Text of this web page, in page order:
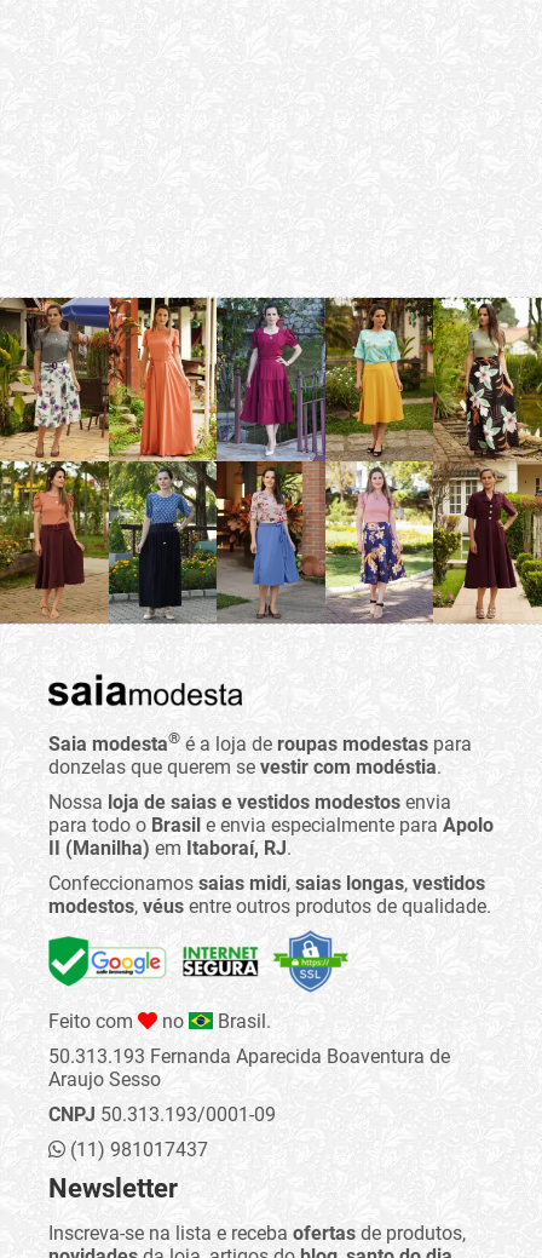
Saia modesta® é a loja de roupas modestas para
donzelas que querem se vestir com modéstia.
Nossa loja de saias e vestidos modestos envia
para todo o Brasil e envia especialmente para Apolo
II (Manilha) em Itaboraí, RJ.
Confeccionamos saias midi, saias longas, vestidos
modestos, véus entre outros produtos de qualidade.
Feito com no
Brasil.
50.313.193 Fernanda Aparecida Boaventura de
Araujo Sesso
CNPJ 50.313.193/0001-09
(11) 981017437
Newsletter
Inscreva-se na lista e receba ofertas de produtos,